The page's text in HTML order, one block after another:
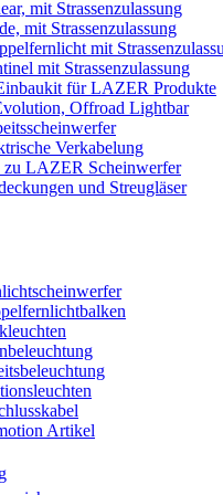
mit Strassenzulassung
mit Strassenzulassung
mit
mit Strassenzulassung
für LAZER Produkte
Offroad Lightbar
Verkabelung
zu LAZER Scheinwerfer
und Streugläser
Artikel